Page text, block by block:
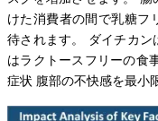
けた消費者の間で乳糖フ
待されます。 ダイチカ
はラクトースフリーの食
症状 腹部の不快感を最小